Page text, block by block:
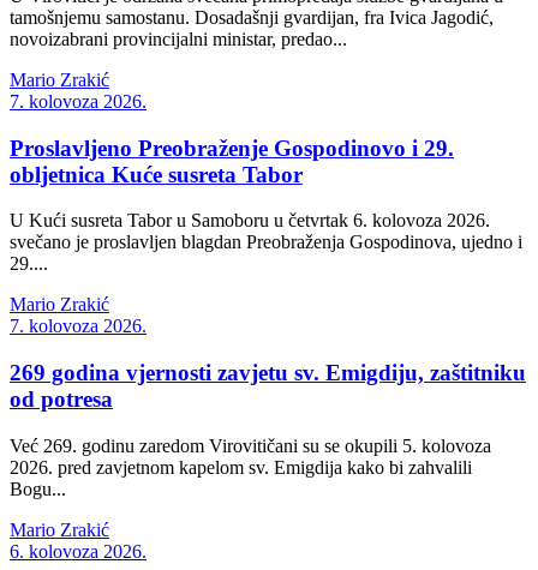
tamošnjemu samostanu. Dosadašnji gvardijan, fra Ivica Jagodić,
novoizabrani provincijalni ministar, predao...
Mario Zrakić
7. kolovoza 2026.
Proslavljeno Preobraženje Gospodinovo i 29.
obljetnica Kuće susreta Tabor
U Kući susreta Tabor u Samoboru u četvrtak 6. kolovoza 2026.
svečano je proslavljen blagdan Preobraženja Gospodinova, ujedno i
29....
Mario Zrakić
7. kolovoza 2026.
269 godina vjernosti zavjetu sv. Emigdiju, zaštitniku
od potresa
Već 269. godinu zaredom Virovitičani su se okupili 5. kolovoza
2026. pred zavjetnom kapelom sv. Emigdija kako bi zahvalili
Bogu...
Mario Zrakić
6. kolovoza 2026.